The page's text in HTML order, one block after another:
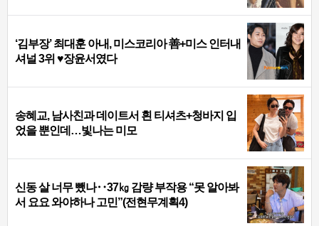
‘김부장’ 최대훈 아내, 미스코리아 善+미스 인터내
셔널 3위 ♥장윤서였다
송혜교, 남사친과 데이트서 흰 티셔츠+청바지 입
었을 뿐인데…빛나는 미모
신동 살 너무 뺐나‥37㎏ 감량 부작용 “못 알아봐
서 요요 와야하나 고민”(전현무계획4)